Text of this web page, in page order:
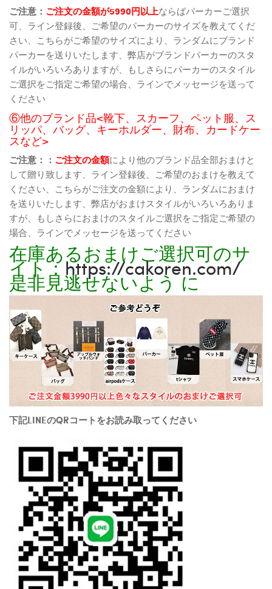
ご注意： ご注文の金額が5990円以上ならばパーカーご選択
可、ライン登録後、ご希望のパーカーのサイズを教えてくだ
さい、こちらがご希望のサイズにより、ランダムにブランド
パーカーを送りいたします、弊店がブランドパーカーのスタ
イルがいろいろありますが、もしさらにパーカーのスタイル
ご選択をご指定ご希望の場合、ラインでメッセージを送って
ください
⑥他のブランド品<靴下、スカーフ、ペット服、ス
リッパ、バッグ、キーホルダー、財布、カードケー
スなど>
ご注意：： ご注文の金額により他のブランド品全部おまけと
して贈り致します、ライン登録後、ご希望のおまけを教えて
ください、こちらがご注文の金額により、ランダムにおまけ
を送りいたします、弊店がおまけスタイルがいろいろありま
すが、もしさらにおまけのスタイルご選択をご指定ご希望の
場合、ラインでメッセージを送ってください
在庫あるおまけご選択可のサ
イト：https://cakoren.com/
是非見逃せないよう に
下記LINEのQRコートをお読み取ってください